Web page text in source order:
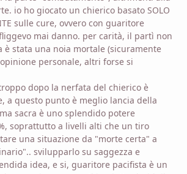
io ho giocato un chierico basato SOLO
sulle cure, ovvero con guaritore
mai danno. per carità, il partì non
è stata una noia mortale (sicuramente
personale, altri forse si
dopo la nerfata del chierico è
a questo punto è meglio lancia della
sacra è uno splendido potere
soprattutto a livelli alti che un tiro
una situazione da "morte certa" a
svilupparlo su saggezza e
idea, e si, guaritore pacifista è un